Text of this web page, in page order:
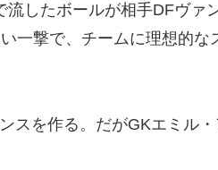
したボールが相手DFヴァ
一撃で、チームに理想的な
スを作る。だがGKエミル